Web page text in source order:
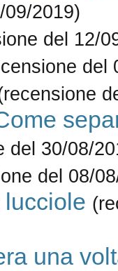
2019)
del 12/
del
del 30/08/
del 08/
una